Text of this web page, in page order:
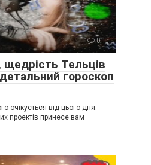
0
щедрість Тельців
гороскоп
очікується від цього дня.
проектів принесе вам